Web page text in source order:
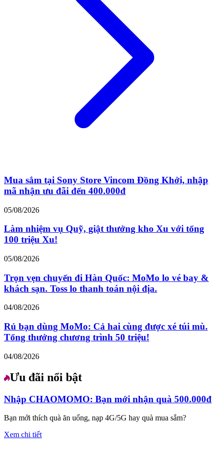
Mua sắm tại Sony Store Vincom Đồng Khởi, nhập
mã nhận ưu đãi đến 400.000đ
05/08/2026
Làm nhiệm vụ Quỹ, giật thưởng kho Xu với tổng
100 triệu Xu!
05/08/2026
Trọn vẹn chuyến đi Hàn Quốc: MoMo lo vé bay &
khách sạn. Toss lo thanh toán nội địa.
04/08/2026
Rủ bạn dùng MoMo: Cả hai cùng được xé túi mù.
Tổng thưởng chương trình 50 triệu!
04/08/2026
Ưu đãi nổi bật
Nhập CHAOMOMO: Bạn mới nhận quà 500.000đ
Bạn mới thích quà ăn uống, nạp 4G/5G hay quà mua sắm?
Xem chi tiết